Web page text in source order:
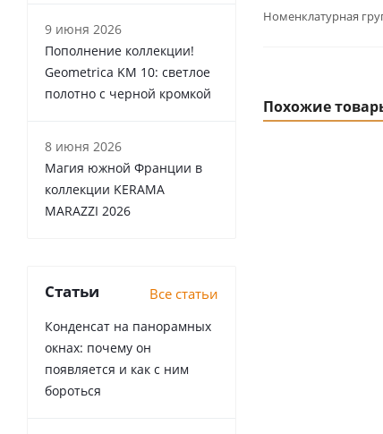
Номенклатурная
Похожие
9 июня 2026
Пополнение коллекции!
Geometrica KM 10: светлое
полотно с черной кромкой
8 июня 2026
Магия южной Франции в
коллекции KERAMA
MARAZZI 2026
Статьи Все статьи
Конденсат на панорамных
окнах: почему он
появляется и как с ним
бороться